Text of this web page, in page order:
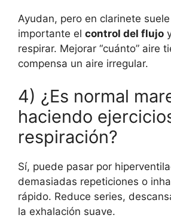
Ayudan, pero en clarinete
importante el control del flujo
respirar. Mejorar “cuánto” aire
compensa un aire irregular.
4) ¿Es normal
haciendo
respiración?
Sí, puede pasar por
demasiadas repeticiones o
rápido. Reduce series,
la exhalación suave.